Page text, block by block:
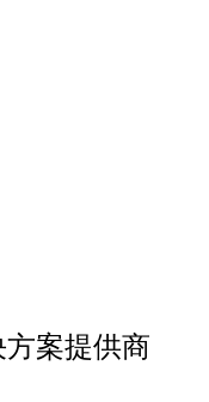
案提供商